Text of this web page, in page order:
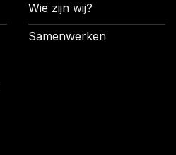
Wie zijn wij?
Samenwerken